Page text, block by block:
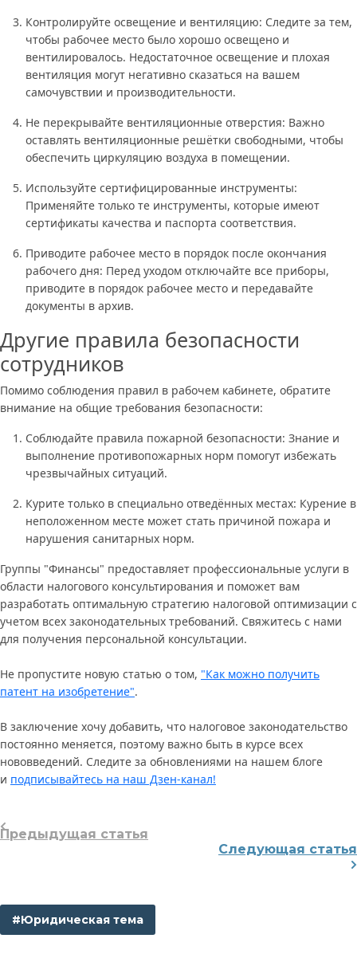
Контролируйте освещение и вентиляцию: Следите за тем,
чтобы рабочее место было хорошо освещено и
вентилировалось. Недостаточное освещение и плохая
вентиляция могут негативно сказаться на вашем
самочувствии и производительности.
Не перекрывайте вентиляционные отверстия: Важно
оставлять вентиляционные решётки свободными, чтобы
обеспечить циркуляцию воздуха в помещении.
Используйте сертифицированные инструменты:
Применяйте только те инструменты, которые имеют
сертификаты качества и паспорта соответствия.
Приводите рабочее место в порядок после окончания
рабочего дня: Перед уходом отключайте все приборы,
приводите в порядок рабочее место и передавайте
документы в архив.
Другие правила безопасности
сотрудников
Помимо соблюдения правил в рабочем кабинете, обратите
внимание на общие требования безопасности:
Соблюдайте правила пожарной безопасности: Знание и
выполнение противопожарных норм помогут избежать
чрезвычайных ситуаций.
Курите только в специально отведённых местах: Курение в
неположенном месте может стать причиной пожара и
нарушения санитарных норм.
Группы "Финансы" предоставляет профессиональные услуги в
области налогового консультирования и поможет вам
разработать оптимальную стратегию налоговой оптимизации с
учетом всех законодательных требований. Свяжитесь с нами
для получения персональной консультации.
Не пропустите новую статью о том, "Как можно получить
патент на изобретение".
В заключение хочу добавить, что налоговое законодательство
постоянно меняется, поэтому важно быть в курсе всех
нововведений. Следите за обновлениями на нашем блоге
и подписывайтесь на наш Дзен-канал!
Предыдущая статья
Следующая статья
#Юридическая тема